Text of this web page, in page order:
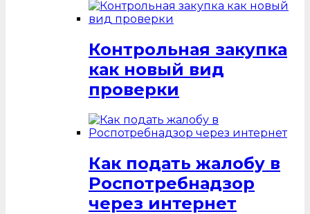
Контрольная закупка
как новый вид
проверки
Как подать жалобу в
Роспотребнадзор
через интернет